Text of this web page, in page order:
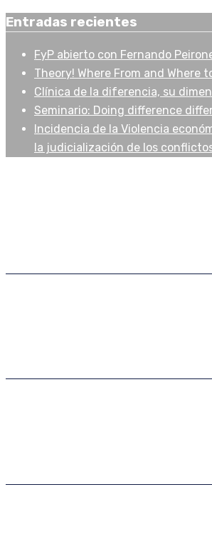
Entradas recientes
FyP abierto con Fernando
Theory! Where From and Where
Clínica de la diferencia, su
Seminario: Doing difference
Incidencia de la Violencia
la judicialización de los